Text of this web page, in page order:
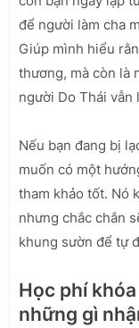
để người làm cha
Giúp mình hiểu
thương, mà còn là
người Do Thái vẫn
Nếu bạn đang bị
muốn có một
tham khảo tốt. Nó
nhưng chắc chắn
khung sườn để tự
Học phí
những gì